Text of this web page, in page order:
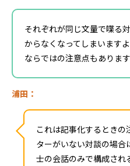
それぞれが同じ文量で喋る
からなくなってしまいます
ならではの注意点もありま
浦田：
これは記事化するときの
ターがいない対談の場合
士の会話のみで構成され